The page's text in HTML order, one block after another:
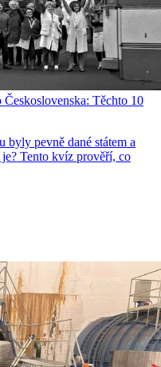
Těchto 10
byly pevně dané státem a
je? Tento kvíz prověří, co